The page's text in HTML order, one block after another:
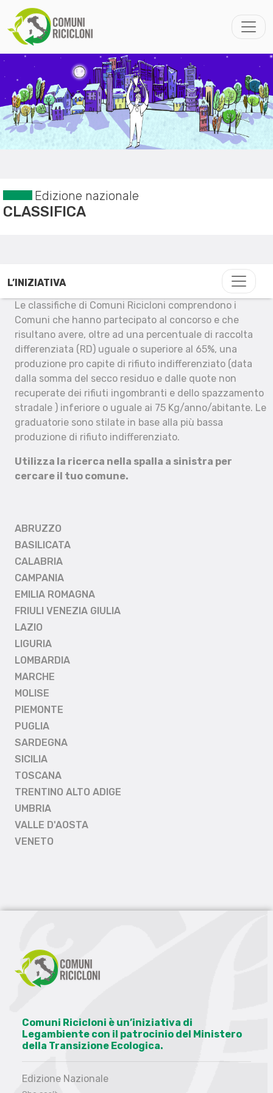
Edizione nazionale
CLASSIFICA
L’INIZIATIVA
Le classifiche di Comuni Ricicloni comprendono i
Comuni che hanno partecipato al concorso e che
risultano avere, oltre ad una percentuale di raccolta
differenziata (RD) uguale o superiore al 65%, una
produzione pro capite di rifiuto indifferenziato (data
dalla somma del secco residuo e dalle quote non
recuperate dei rifiuti ingombranti e dello spazzamento
stradale ) inferiore o uguale ai 75 Kg/anno/abitante. Le
graduatorie sono stilate in base alla più bassa
produzione di rifiuto indifferenziato.
Utilizza la ricerca nella spalla a sinistra per
cercare il tuo comune.
ABRUZZO
BASILICATA
CALABRIA
CAMPANIA
EMILIA ROMAGNA
FRIULI VENEZIA GIULIA
LAZIO
LIGURIA
LOMBARDIA
MARCHE
MOLISE
PIEMONTE
PUGLIA
SARDEGNA
SICILIA
TOSCANA
TRENTINO ALTO ADIGE
UMBRIA
VALLE D'AOSTA
VENETO
Comuni Ricicloni è un’iniziativa di
Legambiente con il patrocinio del Ministero
della Transizione Ecologica.
Edizione Nazionale